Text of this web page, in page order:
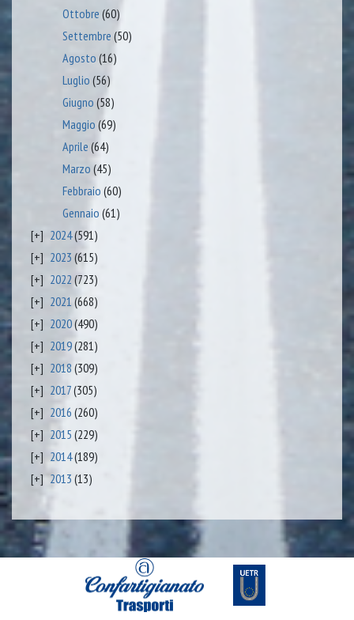
Ottobre (60)
Settembre (50)
Agosto (16)
Luglio (56)
Giugno (58)
Maggio (69)
Aprile (64)
Marzo (45)
Febbraio (60)
Gennaio (61)
2024(591)
2023 (615)
2022 (723)
2021 (668)
2020(490)
2019(281)
2018 (309)
2017(305)
2016 (260)
2015 (229)
2014(189)
2013 (13)